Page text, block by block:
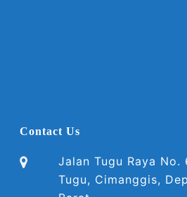
Contact Us
Jalan Tugu Raya No.
Tugu, Cimanggis,